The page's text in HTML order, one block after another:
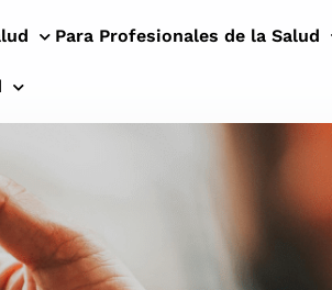
Para Profesionales de la Salud